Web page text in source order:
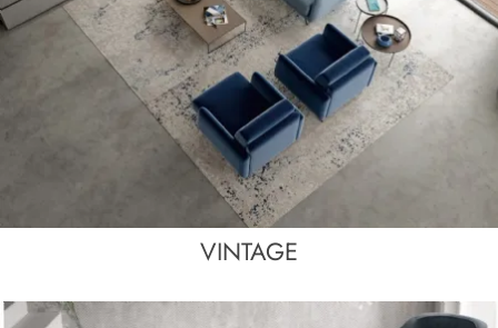
VINTAGE